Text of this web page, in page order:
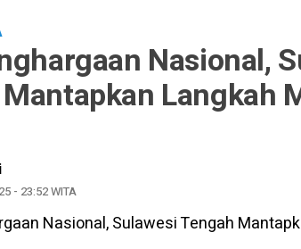
Nasional,
Langkah
- 23:52 WITA